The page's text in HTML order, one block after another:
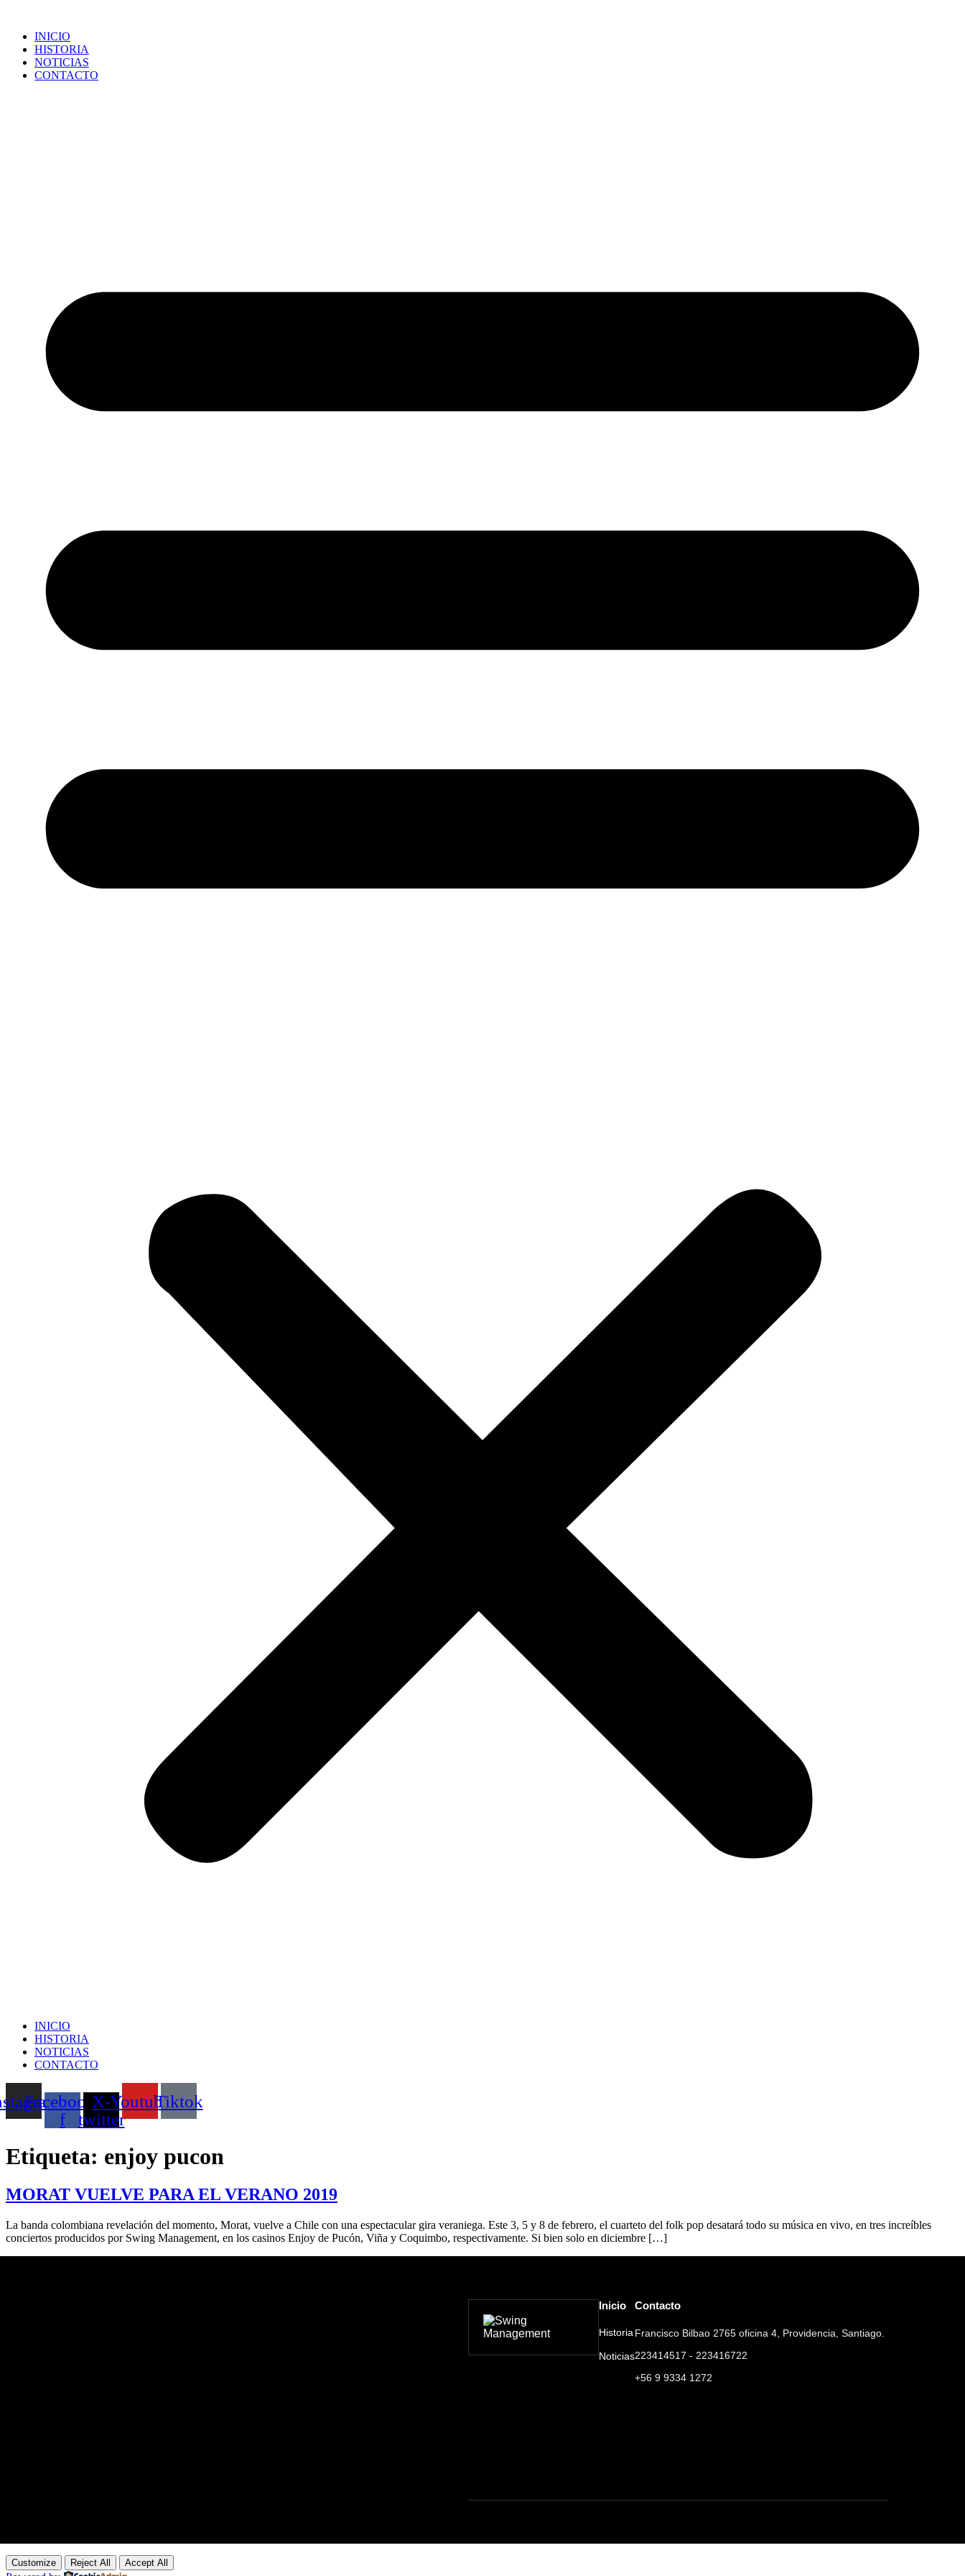
contenidoINICIO
HISTORIA
NOTICIAS
CONTACTO
INICIO
HISTORIA
NOTICIAS
CONTACTO
Facebook-
f
X-
twitter
YoutubeTiktok
Etiqueta: enjoy pucon
MORAT VUELVE PARA EL VERANO 2019
La banda colombiana revelación del momento, Morat, vuelve a Chile con una espectacular gira veraniega. Este 3, 5 y 8 de febrero, el cuarteto del folk pop desatará todo su música en vivo, en tres increíbles
conciertos producidos por Swing Management, en los casinos Enjoy de Pucón, Viña y Coquimbo, respectivamente. Si bien solo en diciembre […]
Inicio
Historia
Noticias
Contacto
Francisco Bilbao 2765 oficina 4, Providencia, Santiago.
223414517 - 223416722
+56 9 9334 1272
Customize Reject All Accept All